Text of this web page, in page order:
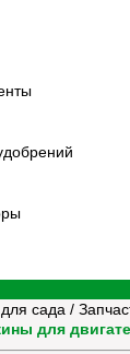
сада /
для